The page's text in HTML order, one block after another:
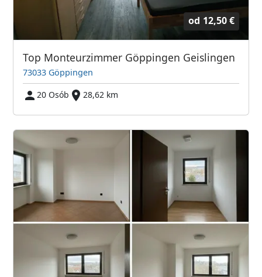
od 12,50 €
Top Monteurzimmer Göppingen Geislingen
73033 Göppingen
20 Osób
28,62 km